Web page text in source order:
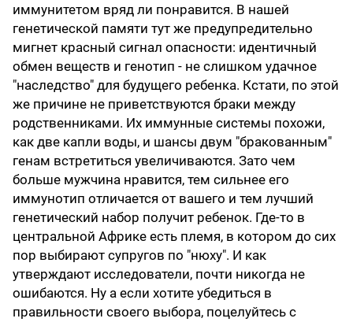
иммунитетом вряд ли понравится. В нашей
генетической памяти тут же предупредительно
мигнет красный сигнал опасности: идентичный
обмен веществ и генотип - не слишком удачное
"наследство" для будущего ребенка. Кстати, по этой
же причине не приветствуются браки между
родственниками. Их иммунные системы похожи,
как две капли воды, и шансы двум "бракованным"
генам встретиться увеличиваются. Зато чем
больше мужчина нравится, тем сильнее его
иммунотип отличается от вашего и тем лучший
генетический набор получит ребенок. Где-то в
центральной Африке есть племя, в котором до сих
пор выбирают супругов по "нюху". И как
утверждают исследователи, почти никогда не
ошибаются. Ну а если хотите убедиться в
правильности своего выбора, поцелуйтесь с